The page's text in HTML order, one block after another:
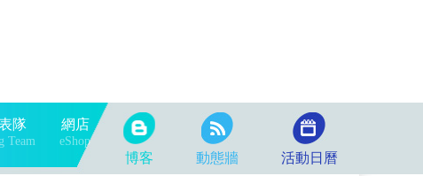
隊
Team
網店
eShop
博客 動態牆 活動日曆